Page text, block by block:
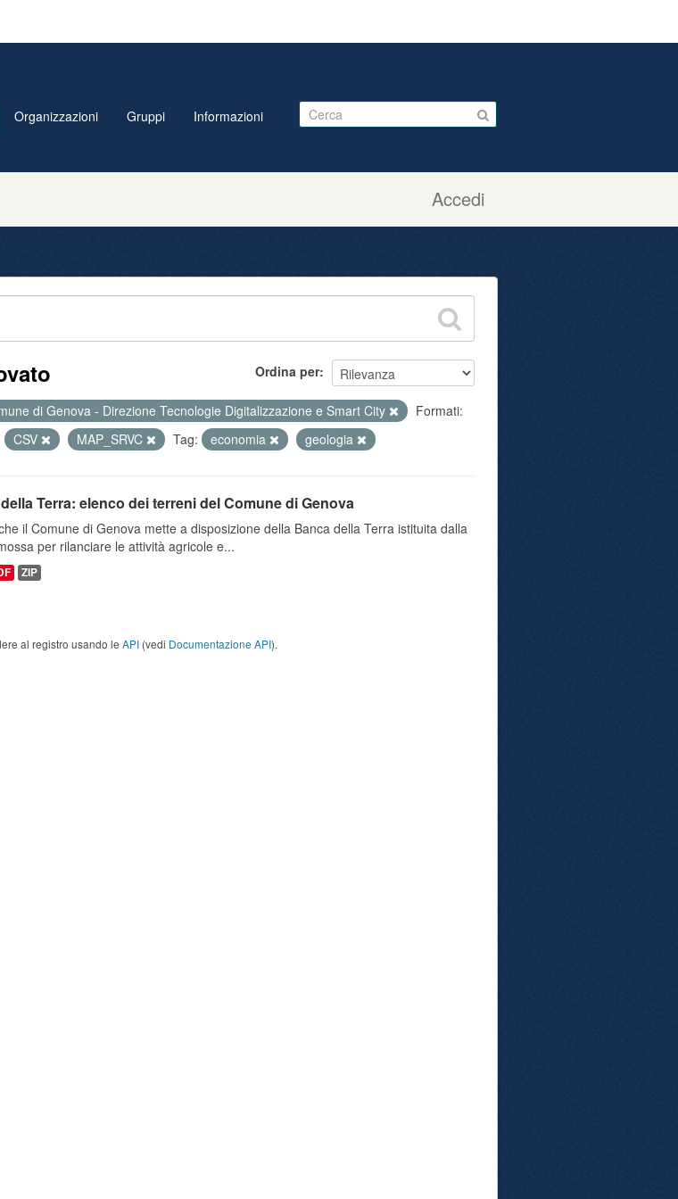
Accedi
Organizzazioni Gruppi Informazioni
Ordina per
di Genova - Direzione Tecnologie Digitalizzazione e Smart City
Formati:
CSV MAP_SRVC Tag: economia geologia
Terra: elenco dei terreni del Comune di Genova
il Comune di Genova mette a disposizione della Banca della Terra istituita dalla
per rilanciare le attività agricole e...
ZIP
al registro usando le API (vedi Documentazione API).